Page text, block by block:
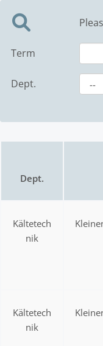
Term
Dept.
Dept.
Kältetech
nik
Kältetech
nik